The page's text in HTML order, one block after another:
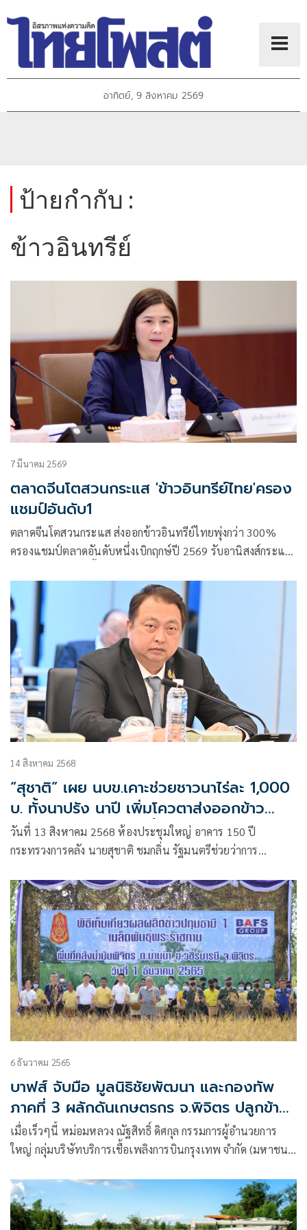
อาทิตย์, 9 สิงหาคม 2569
ป้ายกำกับ :
ข้าวอินทรีย์
7 มีนาคม 2569
ตลาดจีนโตสวนกระแส 'ข้าวอินทรีย์ไทย'ครอง
แชมป์อันดับ1
ตลาดจีนโตสวนกระแส ส่งออกข้าวอินทรีย์ไทยพุ่งกว่า 300%
ครองแชมป์ตลาดอันดับหนึ่งเบิกฤกษ์ปี 2569 รับอานิสงส์กระแส
14 สิงหาคม 2568
“สุชาติ” เผย นบข.เคาะช่วยชาวนาไร่ละ 1,000
บ. ทั้งนาปรัง นาปี เพิ่มโควตาส่งออกข้าว
อินทรีย์ไปยุโรป พร้อมตั้งทีมแก้ปัญหาพันธุ์
ข้าวระยะยาว
วันที่ 13 สิงหาคม 2568 ห้องประชุมใหญ่ อาคาร 150 ปี
กระทรวงการคลัง นายสุชาติ ชมกลิ่น รัฐมนตรีช่วยว่าการ
นายจตุพร บุรุษพัฒน์
6 ธันวาคม 2565
บาฟส์ จับมือ มูลนิธิชัยพัฒนา และกองทัพ
ภาคที่ 3 ผลักดันเกษตรกร จ.พิจิตร ปลูกข้าว
อินทรีย์ ตามแนวพระราชดำริ
เมื่อเร็วๆนี้ หม่อมหลวง ณัฐสิทธิ์ ดิศกุล กรรมการผู้อำนวยการ
ใหญ่ กลุ่มบริษัทบริการเชื้อเพลิงการบินกรุงเทพ จำกัด (มหาชน)
พระราชทานโครงการทหารพันธุ์ดี